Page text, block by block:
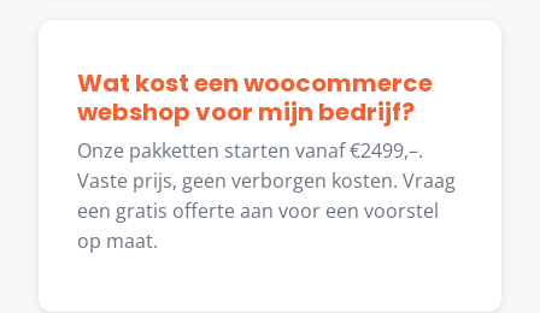
Wat kost een woocommerce
webshop voor mijn bedrijf?
Onze pakketten starten vanaf €2499,–.
Vaste prijs, geen verborgen kosten. Vraag
een gratis offerte aan voor een voorstel
op maat.